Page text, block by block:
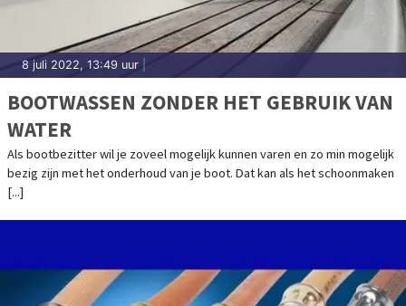
8 juli 2022, 13:49 uur
BOOTWASSEN ZONDER HET GEBRUIK VAN
WATER
Als bootbezitter wil je zoveel mogelijk kunnen varen en zo min mogelijk
bezig zijn met het onderhoud van je boot. Dat kan als het schoonmaken
[...]